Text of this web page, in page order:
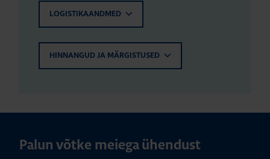
LOGISTIKAANDMED
HINNANGUD JA MÄRGISTUSED
Palun võtke meiega ühendust